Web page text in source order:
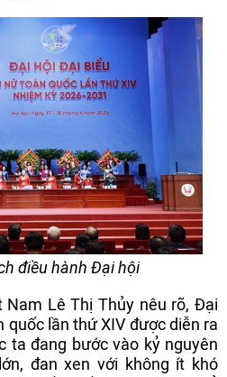
điều hành Đại hội
Nam Lê Thị Thủy nêu rõ, Đại
quốc lần thứ XIV được diễn ra
ta đang bước vào kỷ nguyên
đan xen với không ít khó